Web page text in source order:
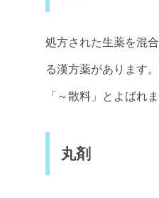
処方された生薬を混
る漢方薬があります
「～散料」とよばれま
丸剤